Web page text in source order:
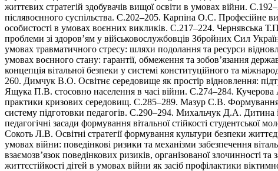
життєвих стратегій здобувачів вищої освіти в умовах війни.
післявоєнного суспільства. С.202–205. Карпіна О.С. Професійне
особистості в умовах воєнних викликів. С.217–224. Чернявська
проблеми зі здоров’ям у військовослужбовців Збройних Сил
умовах травматичного стресу: шляхи подолання та ресурси
умовах воєнного стану: гарантії, обмеження та зобов’язання
концепція вітальної безпеки у системі конституційного та
260. Димчук В.О. Освітнє середовище як простір відновлення:
Ящука П.В. стосовно населення в часі війни. С.274–284. Кучерова
практики кризових середовищ. С.285–289. Мазур С.В. Формування
систему підготовки педагогів. С.290–294. Михальчук Д.А. Дитина
педагогічні засади формування вітальної стійкості студентської
Сокоть Л.В. Освітні стратегії формування культури безпеки
умовах війни: поведінкові ризики та механізми забезпечення
взаємозв’язок поведінкових ризиків, організованої
життєстійкості дітей в умовах війни як засіб профілактики